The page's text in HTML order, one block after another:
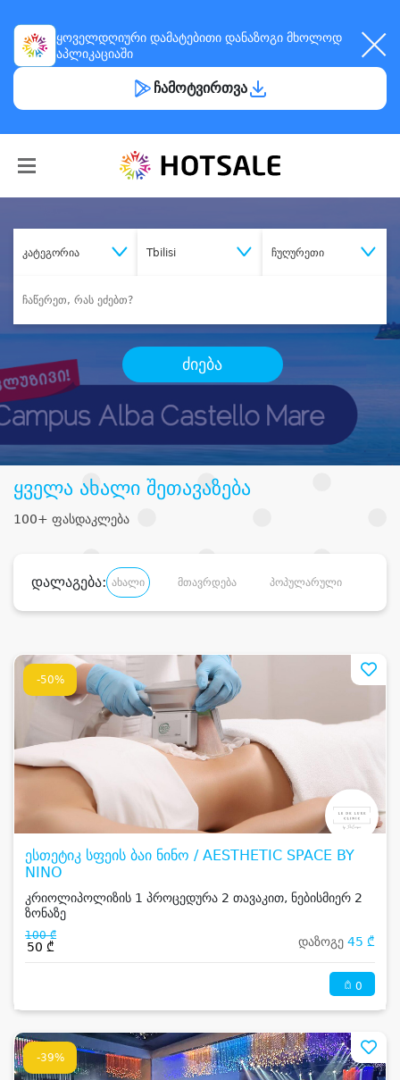
ყოველდღიური დამატებითი დანაზოგი მხოლოდ
აპლიკაციაში
ჩამოტვირთვა
კატეგორია Tbilisi ჩუღურეთი
ძიება
ყველა ახალი შეთავაზება
100+ ფასდაკლება
დალაგება: ახალი მთავრდება პოპულარული
-50%
ესთეტიკ სფეის ბაი ნინო / AESTHETIC SPACE BY
NINO
კრიოლიპოლიზის 1 პროცედურა 2 თავაკით, ნებისმიერ 2
ზონაზე
100 ₾
50 ₾ დაზოგე 45 ₾
0
-39%